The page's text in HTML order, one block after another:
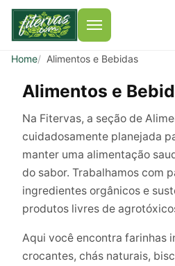
Menu
Home Alimentos e Bebidas
Alimentos e
Na Fitervas, a seção de
cuidadosamente planejada
manter uma alimentação
do sabor. Trabalhamos com
ingredientes orgânicos e
produtos livres de
Aqui você encontra farinhas
crocantes, chás naturais,